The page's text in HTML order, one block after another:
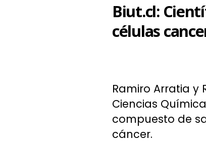
Biut.cl:
células
Ramiro Arratia y
Ciencias
compuesto de
cáncer.